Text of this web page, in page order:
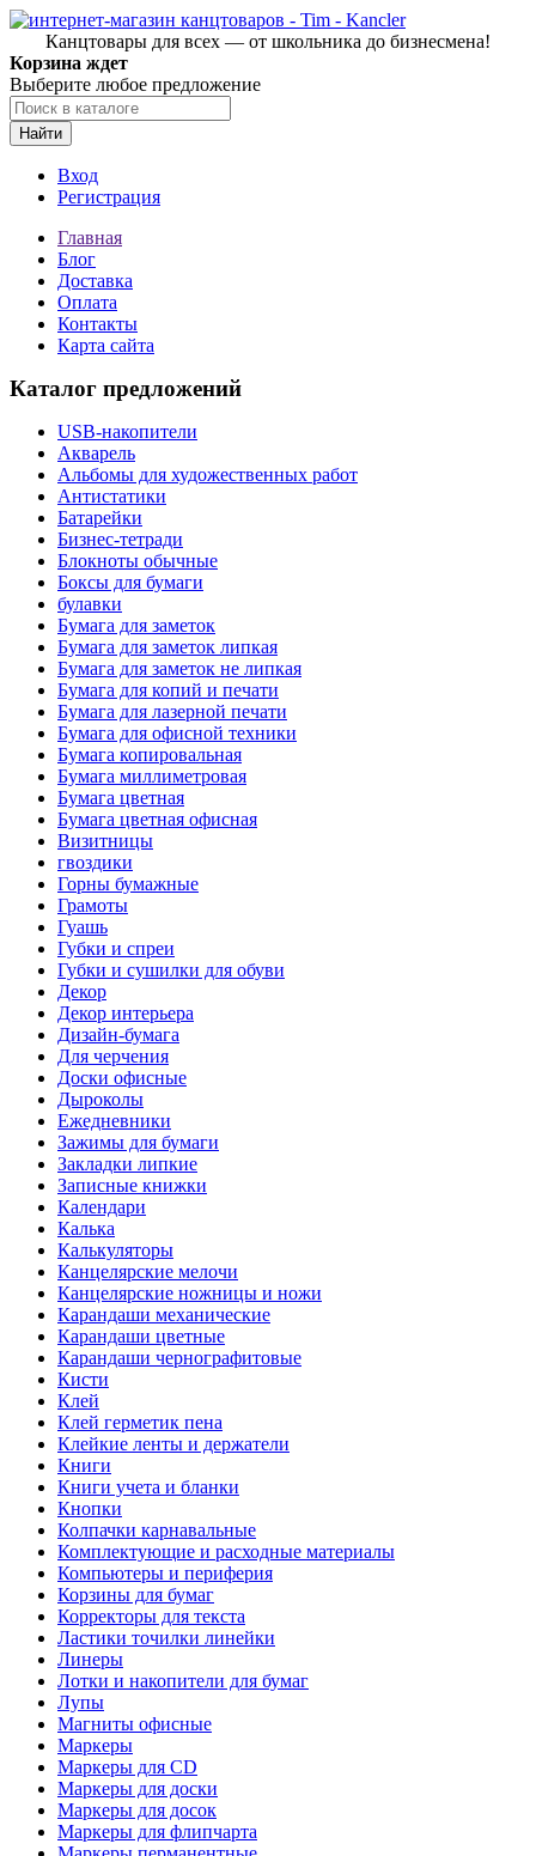
Канцтовары для всех — от школьника до бизнесмена!
Корзина ждет
Выберите любое предложение
Найти
Вход
Регистрация
Главная
Блог
Доставка
Оплата
Контакты
Карта сайта
Каталог предложений
USB-накопители
Акварель
Альбомы для художественных работ
Антистатики
Батарейки
Бизнес-тетради
Блокноты обычные
Боксы для бумаги
булавки
Бумага для заметок
Бумага для заметок липкая
Бумага для заметок не липкая
Бумага для копий и печати
Бумага для лазерной печати
Бумага для офисной техники
Бумага копировальная
Бумага миллиметровая
Бумага цветная
Бумага цветная офисная
Визитницы
гвоздики
Горны бумажные
Грамоты
Гуашь
Губки и спреи
Губки и сушилки для обуви
Декор
Декор интерьера
Дизайн-бумага
Для черчения
Доски офисные
Дыроколы
Ежедневники
Зажимы для бумаги
Закладки липкие
Записные книжки
Календари
Калька
Калькуляторы
Канцелярские мелочи
Канцелярские ножницы и ножи
Карандаши механические
Карандаши цветные
Карандаши чернографитовые
Кисти
Клей
Клей герметик пена
Клейкие ленты и держатели
Книги
Книги учета и бланки
Кнопки
Колпачки карнавальные
Комплектующие и расходные материалы
Компьютеры и периферия
Корзины для бумаг
Корректоры для текста
Ластики точилки линейки
Линеры
Лотки и накопители для бумаг
Лупы
Магниты офисные
Маркеры
Маркеры для CD
Маркеры для доски
Маркеры для досок
Маркеры для флипчарта